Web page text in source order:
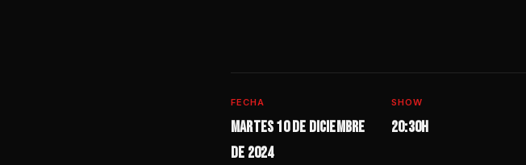
FECHA
Martes 10 de diciembre
de 2024
SHOW
20:30h